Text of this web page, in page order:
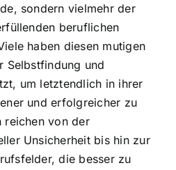
sondern vielmehr der
beruflichen
haben diesen mutigen
Selbstfindung und
um letztendlich in ihrer
und erfolgreicher zu
reichen von der
Unsicherheit bis hin zur
die besser zu